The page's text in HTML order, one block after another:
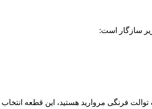
سازگار است:
توالت فرنگی مروارید هستید، این قطعه